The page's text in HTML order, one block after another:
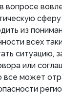
вопросе
сферу
из
всех
ситуацию,
или
все может